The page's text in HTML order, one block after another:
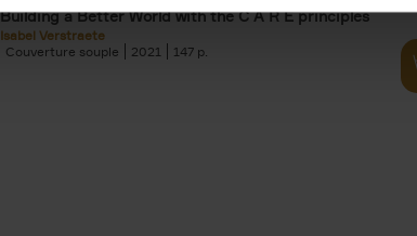
Building a Better World with the C A R E principles
Isabel Verstraete
Couverture souple
2021 147